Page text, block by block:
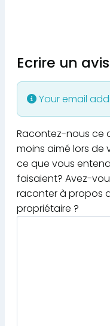
Ecrire un avis
Your email
Racontez-nous ce
moins aimé lors de
ce que vous
faisaient? Avez-
raconter à propos
propriétaire ?